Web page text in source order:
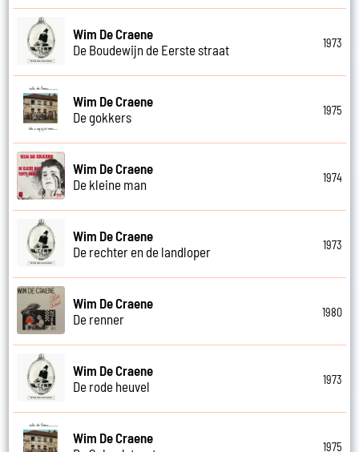
Wim De Craene
De Boudewijn de Eerste straat
1973
Wim De Craene
De gokkers
1975
Wim De Craene
De kleine man
1974
Wim De Craene
De rechter en de landloper
1973
Wim De Craene
De renner
1980
Wim De Craene
De rode heuvel
1973
Wim De Craene
1975